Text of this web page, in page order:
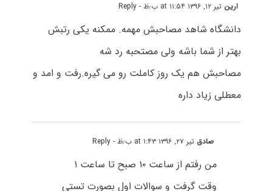
ارین تیر ۱۲, ۱۳۹۶ at ۱۱:۵۴ ب٫ظ - Reply
دانشگاه شاهد مصاحبش مهمه. ممکنه یکی رتبش
بهتر از شما باشه ولی مصتحبه رد شه
مصاحبش هم یک روز کاملت رو می گیره.رفت و امد و
معطلی زیاد داره
صادق تیر ۲۷, ۱۳۹۶ at ۱:۴۳ ب٫ظ - Reply
من رفتم از ساعت ۱۰ صبح تا ساعت ۱
وقت گرفت و سوالات اول بصورت تستی